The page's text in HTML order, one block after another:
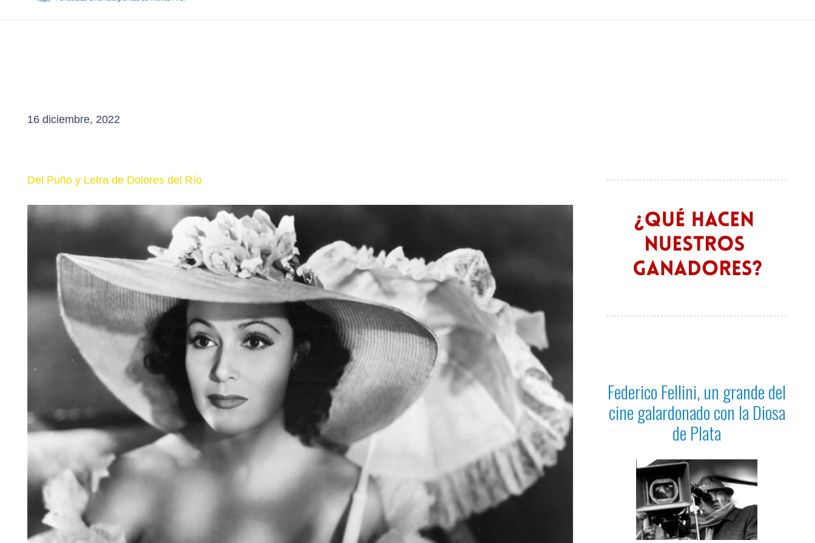
16 diciembre, 2022
Del Puño y Letra de Dolores del Río
Federico Fellini, un grande del
cine galardonado con la Diosa
de Plata